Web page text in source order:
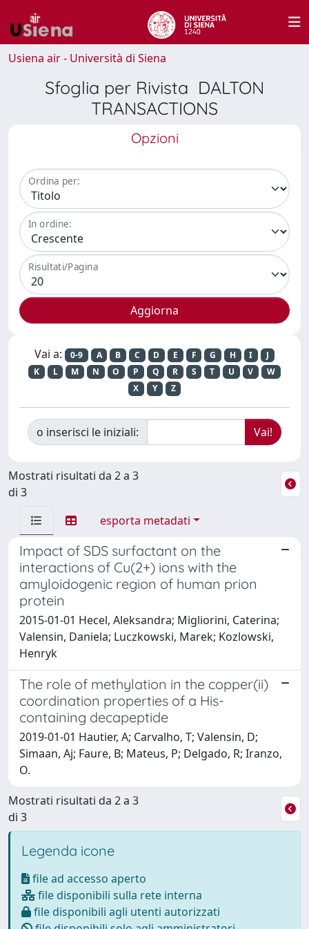
Usiena air - Università di Siena
Sfoglia per Rivista DALTON
TRANSACTIONS
Opzioni
Ordina per:
In ordine:
Risultati/Pagina
Vai a: 0-9 A B C D E F G H I
J
K
L M N O P Q R S T U V
W
X
Y Z
o inserisci le iniziali:
Mostrati risultati da 2 a 3
di 3
esporta metadati
Impact of SDS surfactant on the
interactions of Cu(2+) ions with the
amyloidogenic region of human prion
protein
2015-01-01 Hecel, Aleksandra; Migliorini, Caterina;
Valensin, Daniela; Luczkowski, Marek; Kozlowski,
Henryk
The role of methylation in the copper(ii)
coordination properties of a His-
containing decapeptide
2019-01-01 Hautier, A; Carvalho, T; Valensin, D;
Simaan, Aj; Faure, B; Mateus, P; Delgado, R; Iranzo,
O.
Mostrati risultati da 2 a 3
di 3
Legenda icone
file ad accesso aperto
file disponibili sulla rete interna
file disponibili agli utenti autorizzati